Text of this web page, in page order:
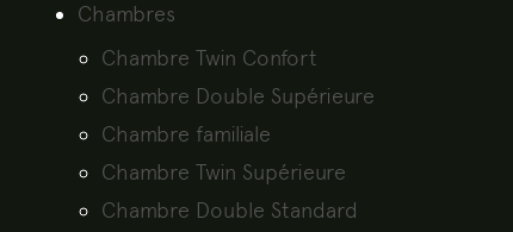
Chambres
Chambre Twin Confort
Chambre Double Supérieure
Chambre familiale
Chambre Twin Supérieure
Chambre Double Standard